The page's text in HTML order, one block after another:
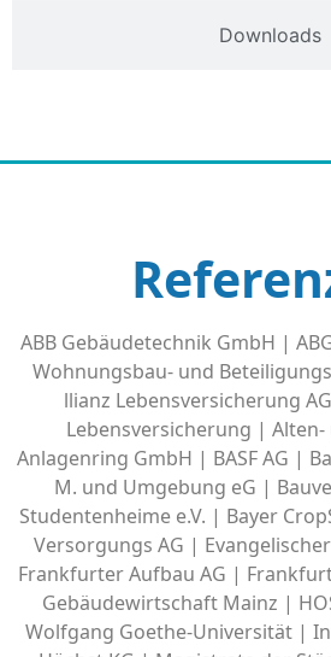
Downloads
ABB Gebäudetechnik GmbH |
Wohnungsbau- und
llianz Lebensversicherung
Lebensversicherung |
Anlagenring GmbH | BASF AG |
M. und Umgebung eG |
Studentenheime e.V. | Bayer
Versorgungs AG |
Frankfurter Aufbau AG |
Gebäudewirtschaft Mainz |
Wolfgang Goethe-Universität |